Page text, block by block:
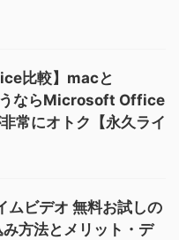
比較】macと
ならMicrosoft Office
常にオトク【永久ライ
ビデオ 無料お試しの
方法とメリット・デ